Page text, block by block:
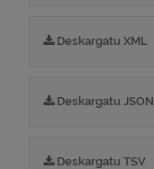
Deskargatu XML
Deskargatu JSON
Deskargatu TSV